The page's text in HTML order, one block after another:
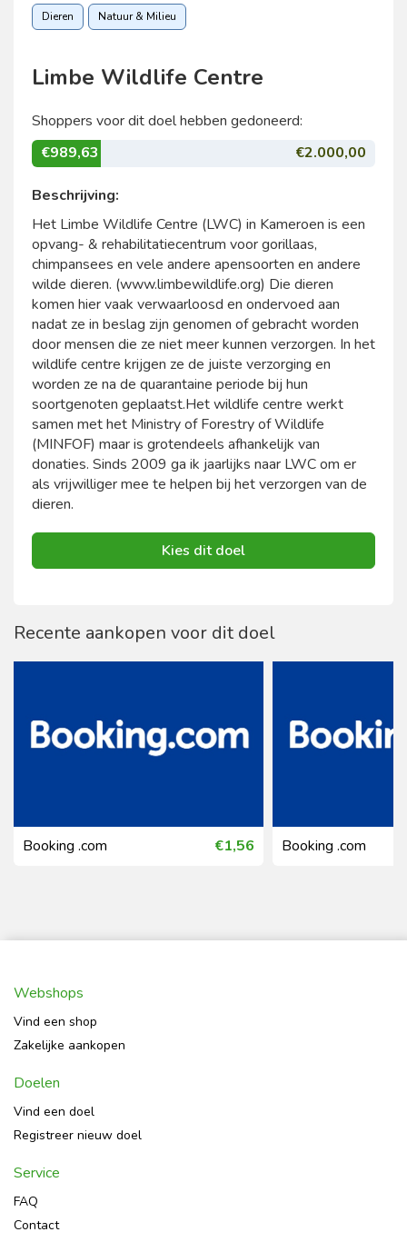
Dieren Natuur & Milieu
Limbe Wildlife Centre
Shoppers voor dit doel hebben gedoneerd:
€989,63
€2.000,00
Beschrijving:
Het Limbe Wildlife Centre (LWC) in Kameroen is een
opvang- & rehabilitatiecentrum voor gorillaas,
chimpansees en vele andere apensoorten en andere
wilde dieren. (www.limbewildlife.org) Die dieren
komen hier vaak verwaarloosd en ondervoed aan
nadat ze in beslag zijn genomen of gebracht worden
door mensen die ze niet meer kunnen verzorgen. In het
wildlife centre krijgen ze de juiste verzorging en
worden ze na de quarantaine periode bij hun
soortgenoten geplaatst.Het wildlife centre werkt
samen met het Ministry of Forestry of Wildlife
(MINFOF) maar is grotendeels afhankelijk van
donaties. Sinds 2009 ga ik jaarlijks naar LWC om er
als vrijwilliger mee te helpen bij het verzorgen van de
dieren.
Kies dit doel
Recente aankopen voor dit doel
Booking .com €1,56 Booking .com
Webshops
Vind een shop
Zakelijke aankopen
Doelen
Vind een doel
Registreer nieuw doel
Service
FAQ
Contact